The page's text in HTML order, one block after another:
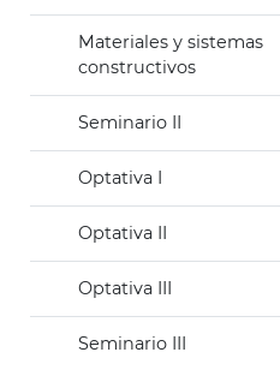
Materiales y sistemas
constructivos
Seminario II
Optativa I
Optativa II
Optativa III
Seminario III